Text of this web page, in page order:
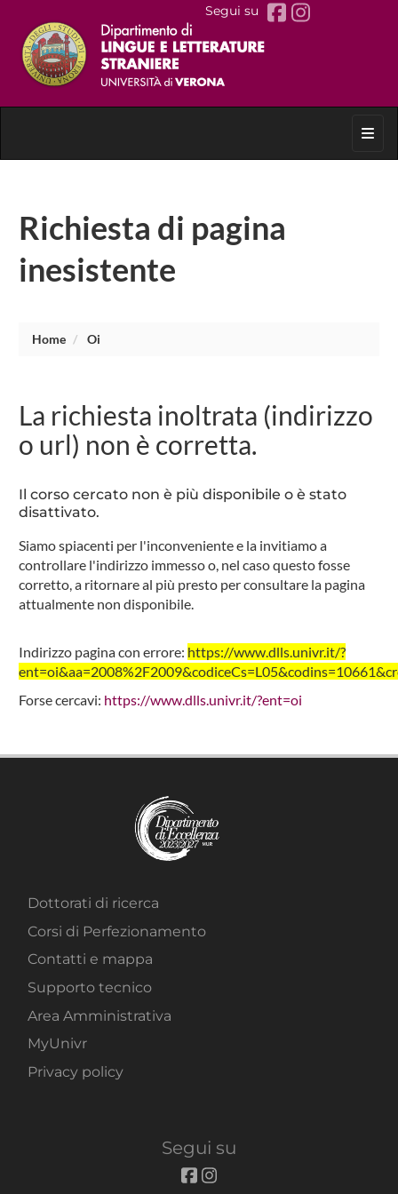
Segui su
Richiesta di pagina
inesistente
Home Oi
La richiesta inoltrata (indirizzo
o url) non è corretta.
Il corso cercato non è più disponibile o è stato
disattivato.
Siamo spiacenti per l'inconveniente e la invitiamo a
controllare l'indirizzo immesso o, nel caso questo fosse
corretto, a ritornare al più presto per consultare la pagina
attualmente non disponibile.
Indirizzo pagina con errore: https://www.dlls.univr.it/?
Forse cercavi: https://www.dlls.univr.it/?ent=oi
Dottorati di ricerca
Corsi di Perfezionamento
Contatti e mappa
Supporto tecnico
Area Amministrativa
MyUnivr
Privacy policy
Segui su